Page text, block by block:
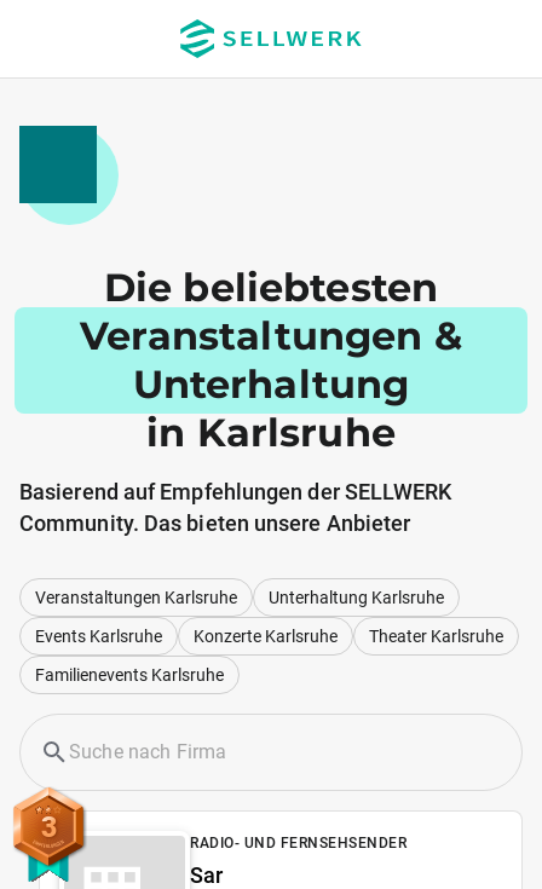
Die beliebtesten
Veranstaltungen &
Unterhaltung
in Karlsruhe
Basierend auf Empfehlungen der SELLWERK
Community. Das bieten unsere Anbieter
Veranstaltungen Karlsruhe
Unterhaltung Karlsruhe
Events Karlsruhe
Konzerte Karlsruhe
Theater Karlsruhe
Familienevents Karlsruhe
3 RADIO- UND FERNSEHSENDER
Sar